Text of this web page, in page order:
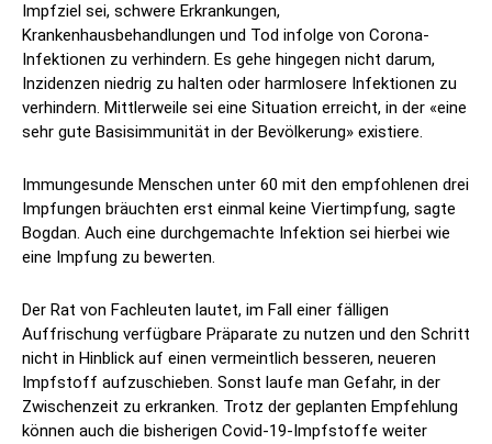
Impfziel sei, schwere Erkrankungen,
Krankenhausbehandlungen und Tod infolge von Corona-
Infektionen zu verhindern. Es gehe hingegen nicht darum,
Inzidenzen niedrig zu halten oder harmlosere Infektionen zu
verhindern. Mittlerweile sei eine Situation erreicht, in der «eine
sehr gute Basisimmunität in der Bevölkerung» existiere.
Immungesunde Menschen unter 60 mit den empfohlenen drei
Impfungen bräuchten erst einmal keine Viertimpfung, sagte
Bogdan. Auch eine durchgemachte Infektion sei hierbei wie
eine Impfung zu bewerten.
Der Rat von Fachleuten lautet, im Fall einer fälligen
Auffrischung verfügbare Präparate zu nutzen und den Schritt
nicht in Hinblick auf einen vermeintlich besseren, neueren
Impfstoff aufzuschieben. Sonst laufe man Gefahr, in der
Zwischenzeit zu erkranken. Trotz der geplanten Empfehlung
können auch die bisherigen Covid-19-Impfstoffe weiter